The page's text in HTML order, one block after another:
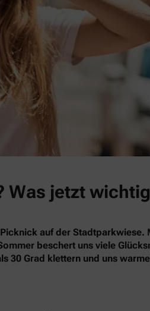
Was jetzt
auf der
beschert uns viele
30 Grad klettern und uns